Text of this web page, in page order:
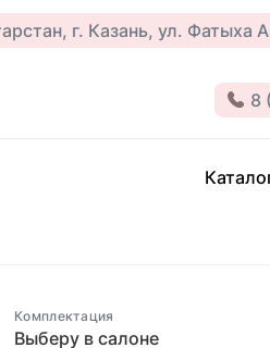
г. Казань, ул. Фатыха
8
Выберу в салоне
Комплектация